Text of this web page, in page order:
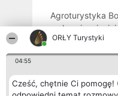
ORŁY Turystyki
04:55
Cześć, chętnie Ci pomogę!
Laureaci
Agroturystyka
malowniczej
Dunajcem,
otoczenie, w
Obiekt został
myślą o osobach